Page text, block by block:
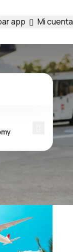
app Mi cuenta